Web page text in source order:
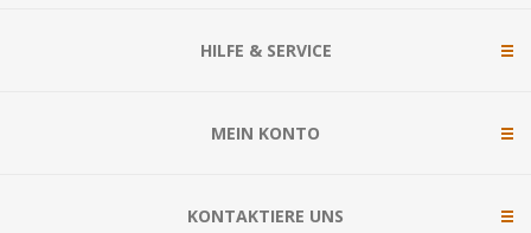
HILFE & SERVICE
MEIN KONTO
KONTAKTIERE UNS